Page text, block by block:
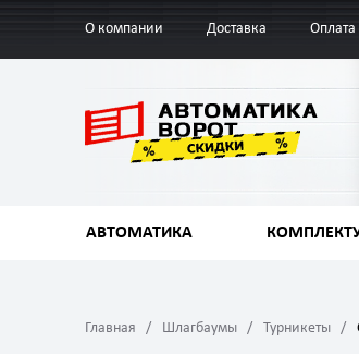
О компании Доставка Оплата
АВТОМАТИКА
Главная Шлагбаумы Турникеты